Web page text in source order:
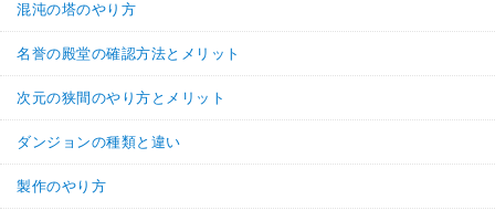
混沌の塔のやり方
名誉の殿堂の確認方法とメリット
次元の狭間のやり方とメリット
ダンジョンの種類と違い
製作のやり方